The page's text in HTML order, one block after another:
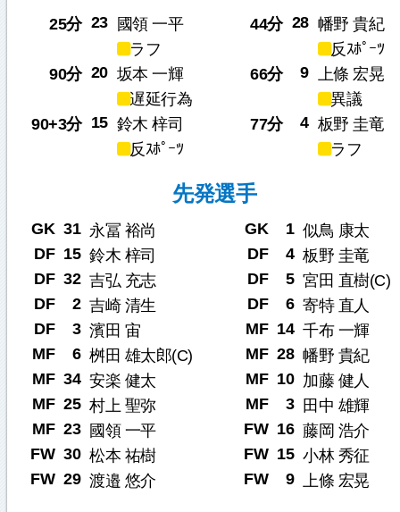
25分 23
國領 一平
ラフ
90分 20 坂本 一輝
遅延行為
90+3分 15 鈴木 梓司
反ｽﾎﾟｰﾂ
44分 28 幡野 貴紀
反ｽﾎﾟｰﾂ
66分
9 上條 宏晃
異議
77分
4 板野 圭竜
ラフ
先発選手
GK 31 永冨 裕尚
DF 15 鈴木 梓司
DF 32 吉弘 充志
DF
2 吉崎 清生
DF
3 濱田 宙
MF
6 桝田 雄太郎(C)
MF 34 安楽 健太
MF 25 村上 聖弥
MF 23
國領 一平
FW 30 松本 祐樹
FW 29 渡邉 悠介
GK 1 似鳥 康太
DF
4 板野 圭竜
DF
5 宮田 直樹(C)
DF
6 寄特 直人
MF 14 千布 一輝
MF 28 幡野 貴紀
MF 10 加藤 健人
MF
3
田中 雄輝
FW 16 藤岡 浩介
FW 15 小林 秀征
FW
9 上條 宏晃